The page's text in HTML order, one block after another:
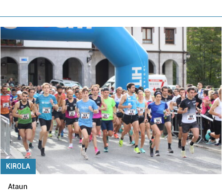
KIROLA
Ataun